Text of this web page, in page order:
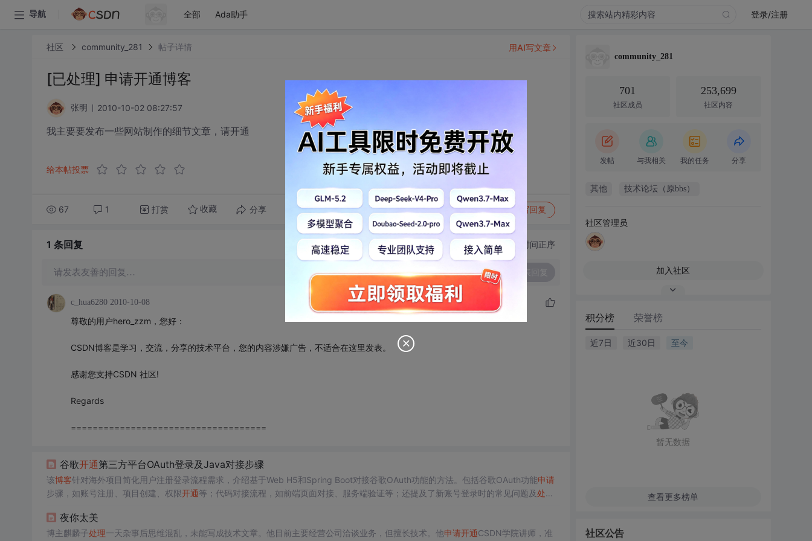
导航 全部 Ada助手 登录/注册
社区 community_281 帖子详情
[已处理] 申请开通博客
张明 2010-10-02 08:27:57
我主要要发布一些网站制作的细节文章，请开通
给本帖投票
67 1 打赏 收藏 分享 转发到动态 举报 写回复
用AI写文章
1 条回复 切换为时间正序
请发表友善的回复…
c_hua6280 2010-10-08
尊敬的用户hero_zzm，您好：
CSDN博客是学习，交流，分享的技术平台，您的内容涉嫌广告，不适合在这里发表。
感谢您支持CSDN 社区!
Regards
====================================
谷歌开通第三方平台OAuth登录及Java对接步骤
该博客针对海外项目简化用户注册登录流程需求，介绍基于Web H5和Spring Boot对接谷歌OAuth功能的方法。包括谷歌OAuth功能申请
步骤，如账号注册、项目创建、权限开通等；代码对接流程，如前端页面对接、服务端验证等；还提及了新账号登录时的常见问题及处理
夜你太美
博主麒麟子处理一天杂事后思维混乱，未能写成技术文章。他目前主要经营公司洽谈业务，但擅长技术。他申请开通CSDN学院讲师，准
community_281
701
社区成员
253,699
社区内容
发帖 与我相关 我的任务 分享
其他 技术论坛（原bbs）
社区管理员
加入社区
积分榜 荣誉榜
近7日 近30日 至今
暂无数据
查看更多榜单
社区公告